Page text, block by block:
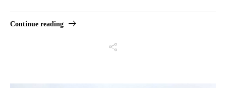
Continue reading